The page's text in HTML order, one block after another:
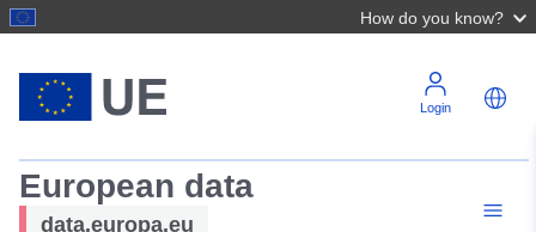
How do you know?
Login
European data
data.europa.eu